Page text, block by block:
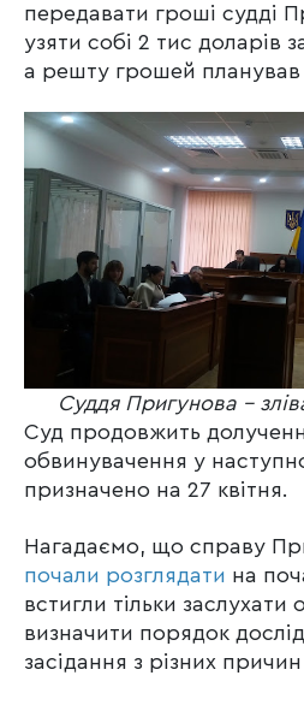
передавати гроші судді
узяти собі 2 тис доларів
а решту грошей планував
Суддя Пригунова –
Суд продовжить
обвинувачення у
призначено на 27 квітня.
Нагадаємо, що справу
почали розглядати на
встигли тільки заслухати
визначити порядок
засідання з різних